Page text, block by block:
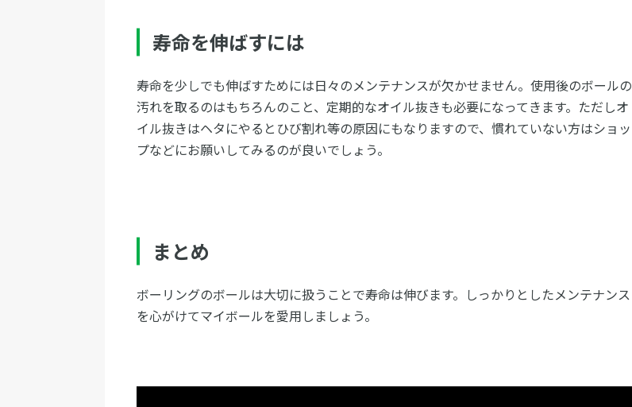
寿命を伸ばすには
寿命を少しでも伸ばすためには日々のメンテナンスが欠かせません。使用後のボールの
汚れを取るのはもちろんのこと、定期的なオイル抜きも必要になってきます。ただしオ
イル抜きはヘタにやるとひび割れ等の原因にもなりますので、慣れていない方はショッ
プなどにお願いしてみるのが良いでしょう。
まとめ
ボーリングのボールは大切に扱うことで寿命は伸びます。しっかりとしたメンテナンス
を心がけてマイボールを愛用しましょう。